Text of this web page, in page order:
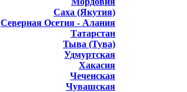
Саха (Якутия)
Северная Осетия - Алания
Татарстан
Тыва (Тува)
Удмуртская
Хакасия
Чеченская
Чувашская